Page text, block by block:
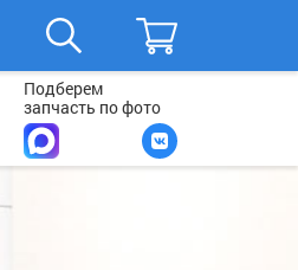
Подберем
запчасть по фото